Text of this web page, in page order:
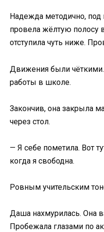
Надежда методично,
провела жёлтую полосу
отступила чуть ниже.
Движения были
работы в школе.
Закончив, она закрыла
через стол.
— Я себе пометила. Вот
когда я свободна.
Ровным учительским
Даша нахмурилась. Она
Пробежала глазами по